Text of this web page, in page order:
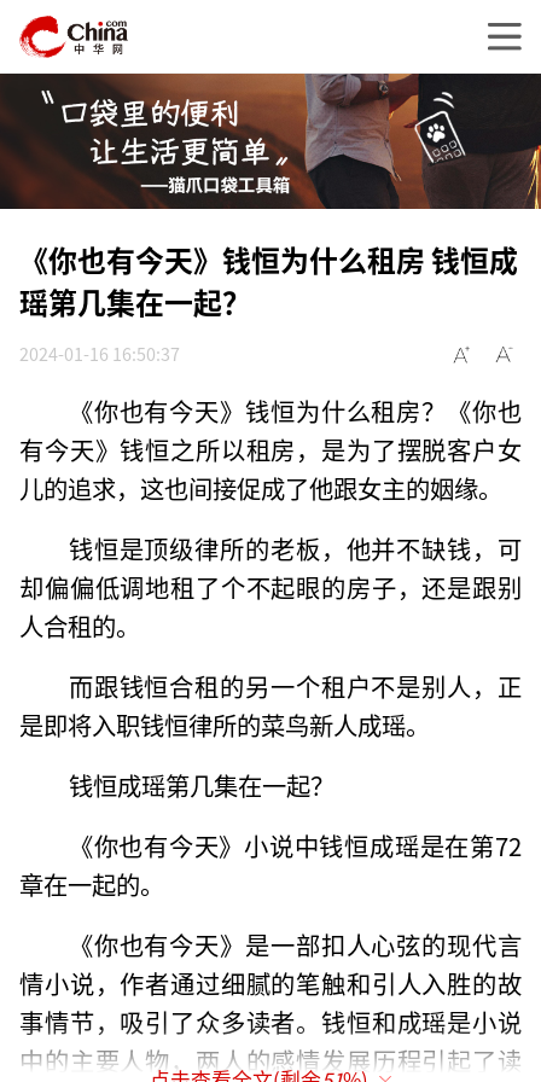
《你也有今天》钱恒为什么租房 钱恒成
瑶第几集在一起？
2024-01-16 16:50:37
《你也有今天》钱恒为什么租房？《你也
有今天》钱恒之所以租房，是为了摆脱客户女
儿的追求，这也间接促成了他跟女主的姻缘。
钱恒是顶级律所的老板，他并不缺钱，可
却偏偏低调地租了个不起眼的房子，还是跟别
人合租的。
而跟钱恒合租的另一个租户不是别人，正
是即将入职钱恒律所的菜鸟新人成瑶。
钱恒成瑶第几集在一起？
《你也有今天》小说中钱恒成瑶是在第72
章在一起的。
《你也有今天》是一部扣人心弦的现代言
情小说，作者通过细腻的笔触和引人入胜的故
事情节，吸引了众多读者。钱恒和成瑶是小说
中的主要人物，两人的感情发展历程引起了读